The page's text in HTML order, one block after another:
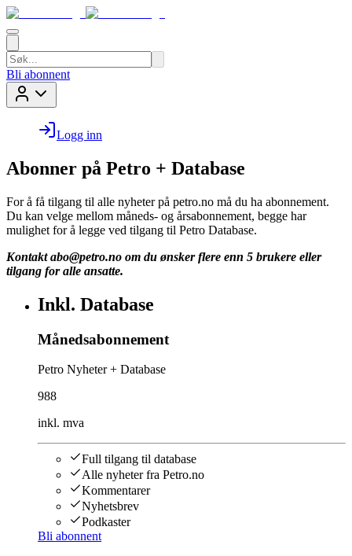
Bli abonnent
Logg inn
Abonner på Petro + Database
For å få tilgang til alle nyheter på petro.no må du ha abonnement.
Du kan velge mellom måneds- og årsabonnement, begge har
mulighet for å legge ved tilgang til Petro Database.
Kontakt abo@petro.no om du ønsker flere enn 5 brukere eller
tilgang for alle ansatte.
Inkl. Database
Månedsabonnement
Petro Nyheter + Database
988
inkl. mva
Full tilgang til database
Alle nyheter fra Petro.no
Kommentarer
Nyhetsbrev
Podkaster
Bli abonnent